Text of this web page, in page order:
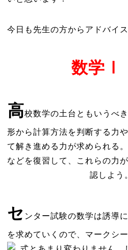
今日も先生の方からアドバイ
数学Ⅰ
高校数学の土台ともいうべ
形から計算方法を判断する力
て解き進める力が求められる
などを復習して、これらの力
認しよう
セ ンター試験の数学は誘導
を求めていくので、マークシ